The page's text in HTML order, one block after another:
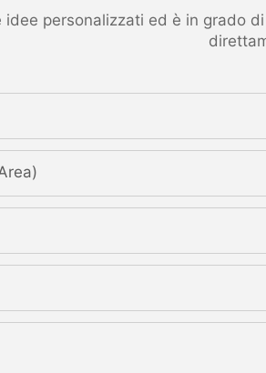
personalizzati ed è in grado